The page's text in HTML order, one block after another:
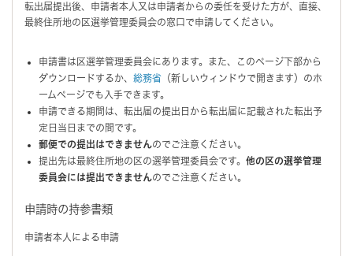
転出届提出後、申請者本人又は申請者からの委任を受けた方が、直接、
最終住所地の区選挙管理委員会の窓口で申請してください。
申請書は区選挙管理委員会にあります。また、このページ下部から
ダウンロードするか、 総務省 （新しいウィンドウで開きます）のホ
ームページでも入手できます。
申請できる期間は、転出届の提出日から転出届に記載された転出予
定日当日までの間です。
郵便での提出はできませんのでご注意ください。
提出先は最終住所地の区の選挙管理委員会です。 他の区の選挙管理
委員会には提出できませんのでご注意ください。
申請時の持参書類
申請者本人による申請